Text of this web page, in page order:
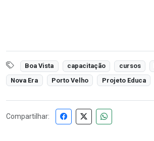
Boa Vista capacitação cursos
Nova Era
Porto Velho Projeto Educa
Compartilhar: